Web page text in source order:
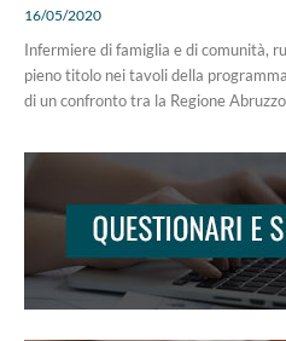
16/05/2020
Infermiere di famiglia e di comunità,
pieno titolo nei tavoli della
di un confronto tra la Regione